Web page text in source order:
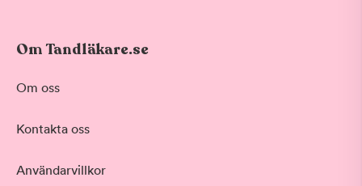
Om Tandläkare.se
Om oss
Kontakta oss
Användarvillkor